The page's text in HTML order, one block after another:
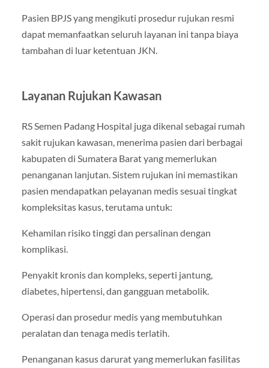
Pasien BPJS yang mengikuti prosedur rujukan resmi
dapat memanfaatkan seluruh layanan ini tanpa biaya
tambahan di luar ketentuan JKN.
Layanan Rujukan Kawasan
RS Semen Padang Hospital juga dikenal sebagai rumah
sakit rujukan kawasan, menerima pasien dari berbagai
kabupaten di Sumatera Barat yang memerlukan
penanganan lanjutan. Sistem rujukan ini memastikan
pasien mendapatkan pelayanan medis sesuai tingkat
kompleksitas kasus, terutama untuk:
Kehamilan risiko tinggi dan persalinan dengan
komplikasi.
Penyakit kronis dan kompleks, seperti jantung,
diabetes, hipertensi, dan gangguan metabolik.
Operasi dan prosedur medis yang membutuhkan
peralatan dan tenaga medis terlatih.
Penanganan kasus darurat yang memerlukan fasilitas